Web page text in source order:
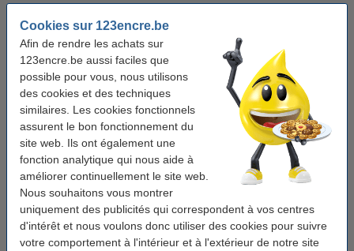
Cookies sur 123encre.be
Afin de rendre les achats sur
123encre.be aussi faciles que
possible pour vous, nous utilisons
des cookies et des techniques
similaires. Les cookies fonctionnels
assurent le bon fonctionnement du
site web. Ils ont également une
fonction analytique qui nous aide à
améliorer continuellement le site web.
Nous souhaitons vous montrer
uniquement des publicités qui correspondent à vos centres
d'intérêt et nous voulons donc utiliser des cookies pour suivre
votre comportement à l'intérieur et à l'extérieur de notre site
1ère impression
couleur:
4,9 sec
1ère impression mono:
Résolution
d'impression:
1200 x 1200 dpi
Résolution de scanner: 600 x 600 dpi
Vitesse de fax: 33,6 kbps
Format: A3
Ethernet: oui